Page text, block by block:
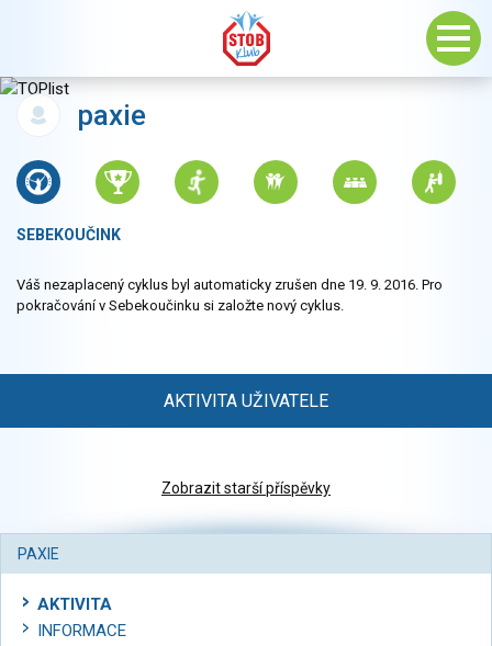
paxie
SEBEKOUČINK
Váš nezaplacený cyklus byl automaticky zrušen dne 19. 9. 2016. Pro
pokračování v Sebekoučinku si založte nový cyklus.
AKTIVITA UŽIVATELE
Zobrazit starší příspěvky
PAXIE
AKTIVITA
INFORMACE